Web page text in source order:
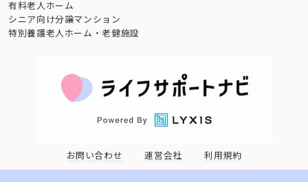
有料老人ホーム
シニア向け分譲マンション
特別養護老人ホーム・老健施設
お問い合わせ 運営会社 利用規約